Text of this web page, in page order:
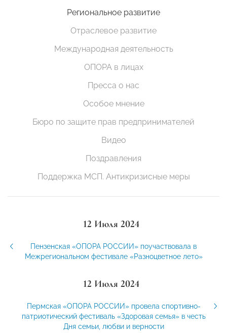
Региональное развитие
Отраслевое развитие
Международная деятельность
ОПОРА в лицах
Пресса о нас
Особое мнение
Бюро по защите прав предпринимателей
Видео
Поздравления
Поддержка МСП. Антикризисные меры
12 Июля 2024
Пензенская «ОПОРА РОССИИ» поучаствовала в
Межрегиональном фестивале «Разноцветное лето»
12 Июля 2024
Пермская «ОПОРА РОССИИ» провела спортивно-
патриотический фестиваль «Здоровая семья» в честь
Дня семьи, любви и верности